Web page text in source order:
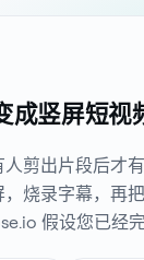
成竖屏短视
剪出片段后才
烧录字幕，再
假设您已经完